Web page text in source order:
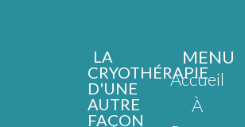
LA
CRYOTHÉRAPIE
D'UNE
AUTRE
FAÇON
MENU
Accueil
À